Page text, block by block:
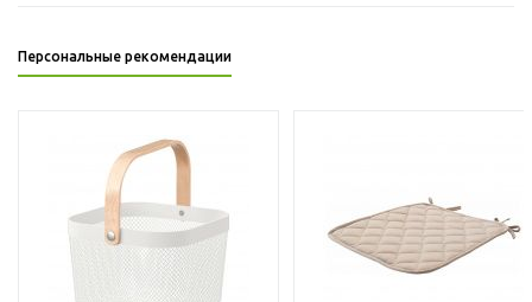
Персональные рекомендации